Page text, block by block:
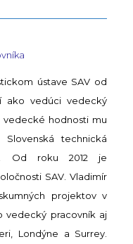
ústave SAV od
ako vedúci vedecký
vedecké hodnosti mu
technická
Od roku 2012 je
SAV. Vladimír
projektov v
vedecký pracovník aj
Londýne a Surrey.